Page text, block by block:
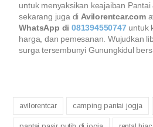
untuk menyaksikan keajaiban
sekarang juga diAvilorentcar.com
WhatsApp di081394550747untuk
harga, dan pemesanan. Wujudkan
surga tersembunyi Gunungkidul
avilorentcar camping pantai jogja